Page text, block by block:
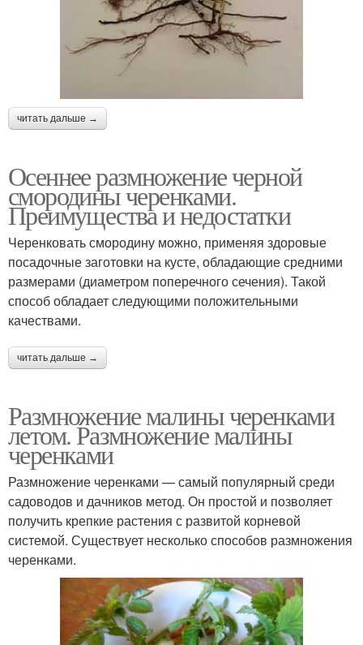
читать дальше →
Осеннее размножение черной
смородины черенками.
Преимущества и недостатки
Черенковать смородину можно, применяя здоровые
посадочные заготовки на кусте, обладающие средними
размерами (диаметром поперечного сечения). Такой
способ обладает следующими положительными
качествами.
читать дальше →
Размножение малины черенками
летом. Размножение малины
черенками
Размножение черенками — самый популярный среди
садоводов и дачников метод. Он простой и позволяет
получить крепкие растения с развитой корневой
системой. Существует несколько способов размножения
черенками.